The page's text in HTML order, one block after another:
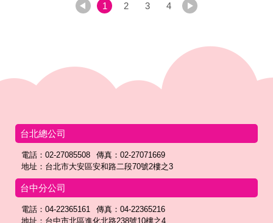
1 2 3 4
台北總公司
電話：02-27085508
傳真：02-27071669
地址：台北市大安區安和路二段70號2樓之3
台中分公司
電話：04-22365161
傳真：04-22365216
地址：台中市北區進化北路238號10樓之4